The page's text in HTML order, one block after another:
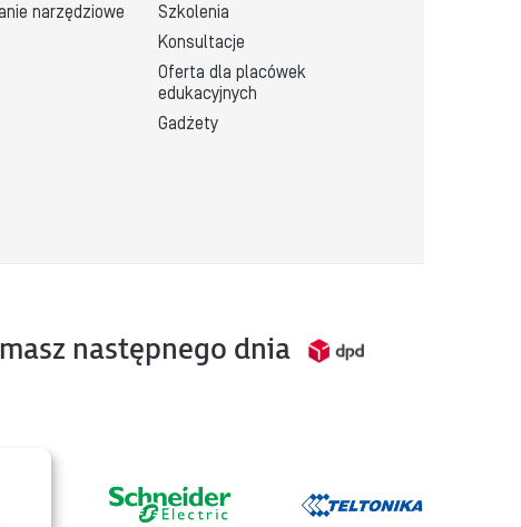
narzędziowe
Szkolenia
Konsultacje
Oferta dla placówek
edukacyjnych
Gadżety
następnego dnia